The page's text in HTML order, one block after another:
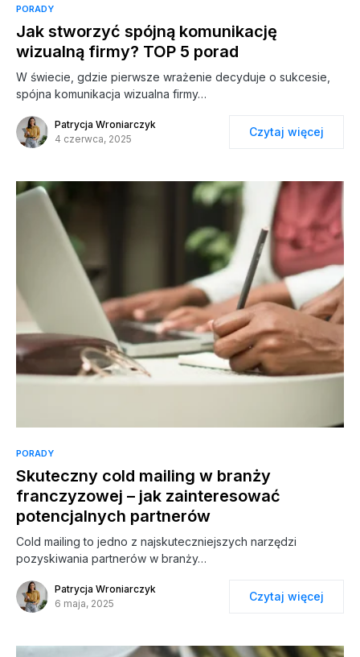
PORADY
Jak stworzyć spójną komunikację
wizualną firmy? TOP 5 porad
W świecie, gdzie pierwsze wrażenie decyduje o sukcesie,
spójna komunikacja wizualna firmy…
Patrycja Wroniarczyk
4 czerwca, 2025
Czytaj więcej
PORADY
Skuteczny cold mailing w branży
franczyzowej – jak zainteresować
potencjalnych partnerów
Cold mailing to jedno z najskuteczniejszych narzędzi
pozyskiwania partnerów w branży…
Patrycja Wroniarczyk
6 maja, 2025
Czytaj więcej